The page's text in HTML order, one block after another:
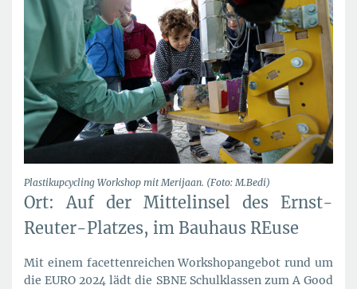
Plastikupcycling Workshop mit Merijaan. (Foto: M.Bedi)
Ort: Auf der Mittelinsel des Ernst-
Reuter-Platzes, im Bauhaus REuse
Mit einem facettenreichen Workshopangebot rund um
die EURO 2024 lädt die SBNE Schulklassen zum A Good